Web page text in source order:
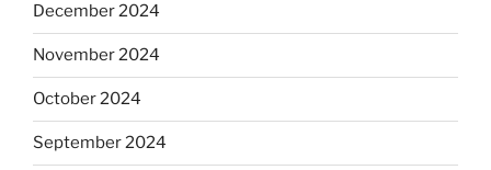
December 2024
November 2024
October 2024
September 2024